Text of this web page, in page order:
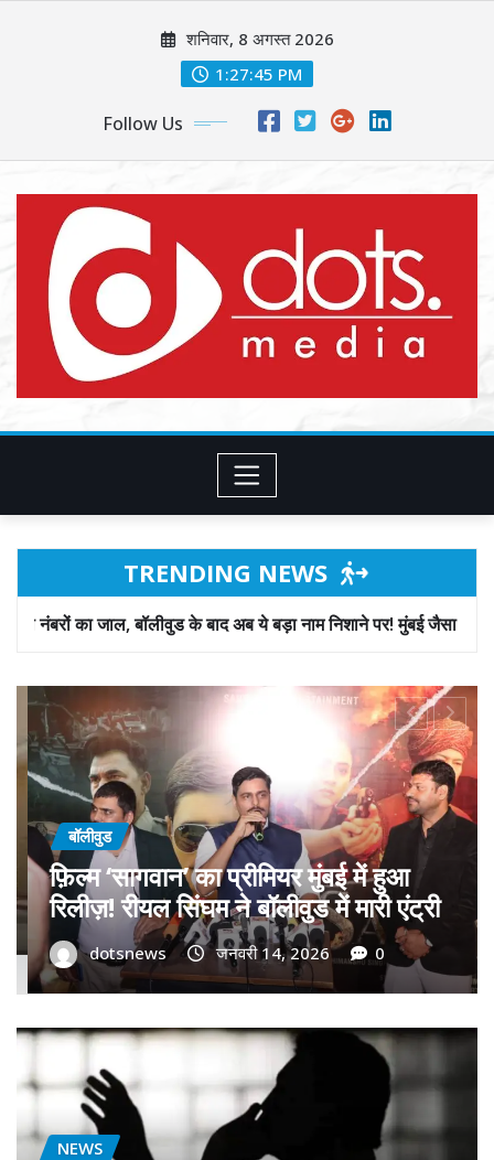
शनिवार, 8 अगस्त 2026
1:27:47 PM
Follow Us
TRENDING NEWS
के बाद अब ये बड़ा नाम निशाने पर! मुंबई जैसा ‘फिरौती खेल’ अब दिल्ली-पंजाब
बॉलीवुड
गोवा मुख्यमंत्री डॉ. प्रमोद सावंत का ‘गोदान’
को बड़ा समर्थन; पोस्टर विमोचन कर मथुरा से
फिल्म गोदान की टीम का बढ़ाया मान!
dotsnews जनवरी 9, 2026 0
NEWS